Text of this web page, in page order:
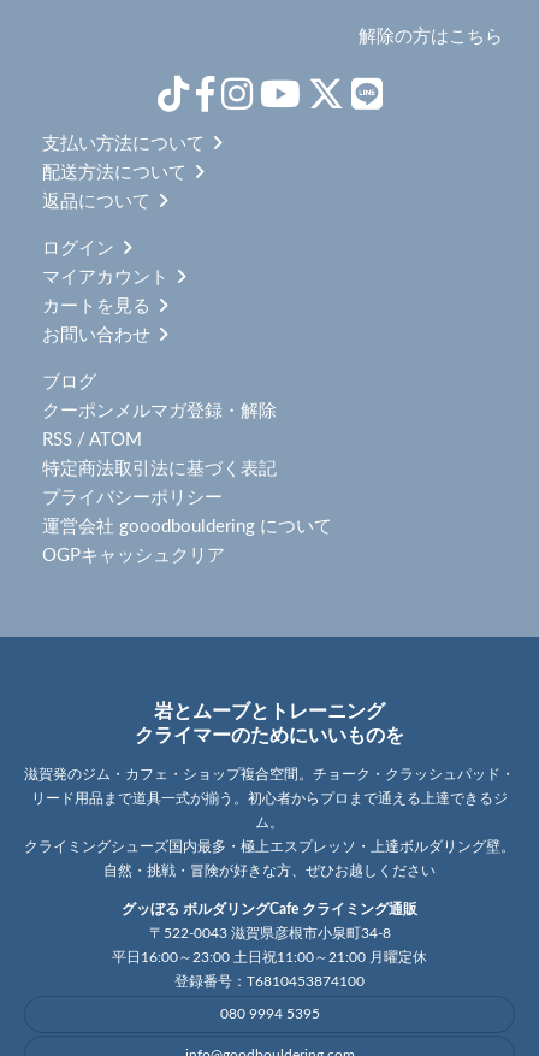
解除の方はこちら
支払い方法について
配送方法について
返品について
ログイン
マイアカウント
カートを見る
お問い合わせ
ブログ
クーポンメルマガ登録・解除
RSS / ATOM
特定商法取引法に基づく表記
プライバシーポリシー
運営会社 gooodbouldering について
OGPキャッシュクリア
岩とムーブとトレーニング
クライマーのためにいいものを
滋賀発のジム・カフェ・ショップ複合空間。チョーク・クラッシュパッド・
リード用品まで道具一式が揃う。初心者からプロまで通える上達できるジ
ム。
クライミングシューズ国内最多・極上エスプレッソ・上達ボルダリング壁。
自然・挑戦・冒険が好きな方、ぜひお越しください
グッぼる ボルダリングCafe クライミング通販
〒522-0043 滋賀県彦根市小泉町34-8
平日16:00～23:00 土日祝11:00～21:00 月曜定休
登録番号：T6810453874100
080 9994 5395